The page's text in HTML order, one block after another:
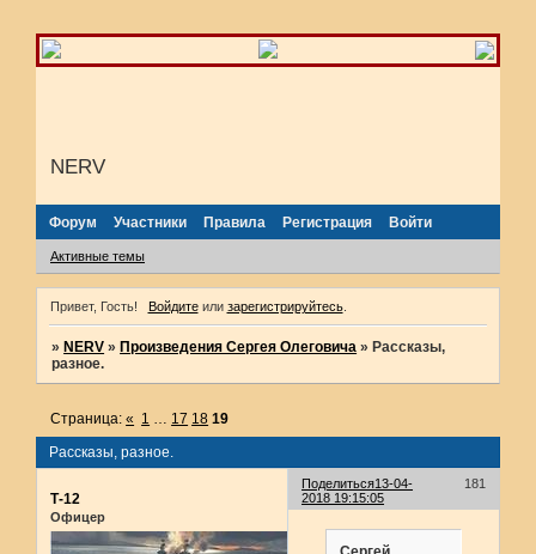
NERV
Форум Участники Правила Регистрация Войти
Активные темы
Привет, Гость! Войдитеили зарегистрируйтесь.
»NERV »Произведения Сергея Олеговича »Рассказы,
разное.
Рассказы, разное.
Страница:« 1 … 17 18 19
Поделиться 181
13-04-
2018 19:15:05
Т-12
Офицер